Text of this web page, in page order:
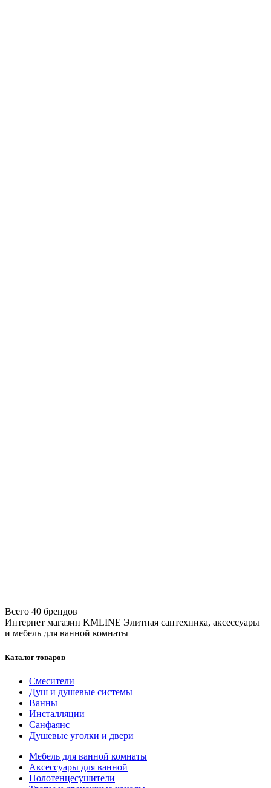
Всего 40 брендов
Интернет магазин KMLINE Элитная сантехника, аксессуары
и мебель для ванной комнаты
Каталог товаров
Смесители
Душ и душевые системы
Ванны
Инсталляции
Санфаянс
Душевые уголки и двери
Мебель для ванной комнаты
Аксессуары для ванной
Полотенцесушители